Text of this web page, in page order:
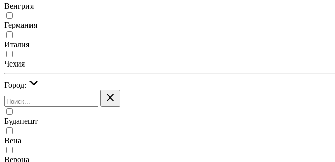
Венгрия
Германия
Италия
Чехия
Город:
Будапешт
Вена
Верона